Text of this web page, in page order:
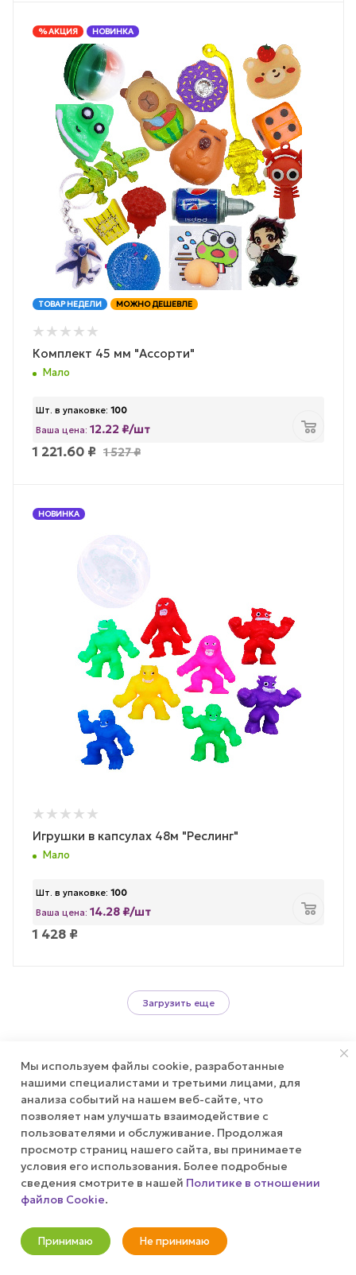
% АКЦИЯ НОВИНКА
ТОВАР НЕДЕЛИ МОЖНО ДЕШЕВЛЕ
Комплект 45 мм "Ассорти"
Мало
Шт. в упаковке: 100
Ваша цена: 12.22 ₽/шт
1 221.60 ₽ 1 527₽
НОВИНКА
Игрушки в капсулах 48м "Реслинг"
Мало
Шт. в упаковке: 100
Ваша цена: 14.28 ₽/шт
1 428 ₽
Загрузить еще
НАЗАД К СПИСКУ
Будьте в курсе наших акций и новостей
Мы используем файлы cookie, разработанные
нашими специалистами и третьими лицами, для
анализа событий на нашем веб-сайте, что
позволяет нам улучшать взаимодействие с
пользователями и обслуживание. Продолжая
просмотр страниц нашего сайта, вы принимаете
условия его использования. Более подробные
сведения смотрите в нашей Политике в отношении
файлов Cookie.
Принимаю Не принимаю